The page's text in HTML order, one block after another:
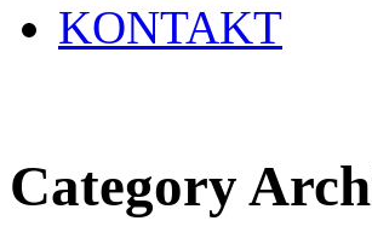
KONTAKT
Category